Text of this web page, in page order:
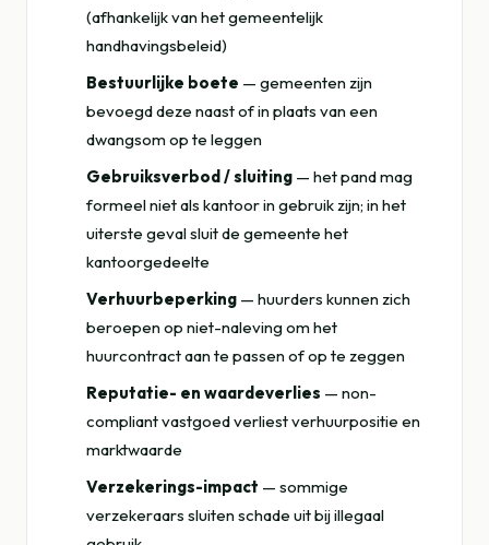
(afhankelijk van het gemeentelijk
handhavingsbeleid)
Bestuurlijke boete — gemeenten zijn
bevoegd deze naast of in plaats van een
dwangsom op te leggen
Gebruiksverbod / sluiting — het pand mag
formeel niet als kantoor in gebruik zijn; in het
uiterste geval sluit de gemeente het
kantoorgedeelte
Verhuurbeperking — huurders kunnen zich
beroepen op niet-naleving om het
huurcontract aan te passen of op te zeggen
Reputatie- en waardeverlies — non-
compliant vastgoed verliest verhuurpositie en
marktwaarde
Verzekerings-impact — sommige
verzekeraars sluiten schade uit bij illegaal